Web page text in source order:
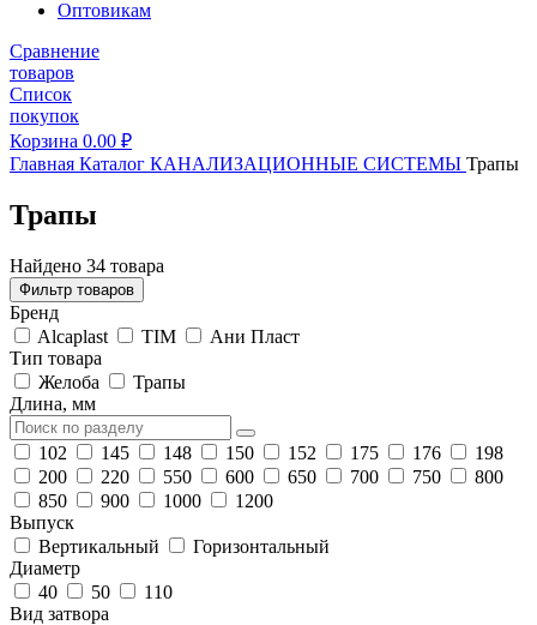
Оптовикам
Сравнение
товаров
Список
покупок
Корзина 0.00 ₽
Главная Каталог КАНАЛИЗАЦИОННЫЕ СИСТЕМЫ Трапы
Трапы
Найдено 34 товара
Фильтр товаров
Бренд
Alcaplast
TIM
Ани Пласт
Тип товара
Желоба
Трапы
Длина, мм
102 145 148 150 152 175 176
198
200
220 550 600 650 700 750
800
850
900 1000
1200
Выпуск
Вертикальный
Горизонтальный
Диаметр
40
50
110
Вид затвора